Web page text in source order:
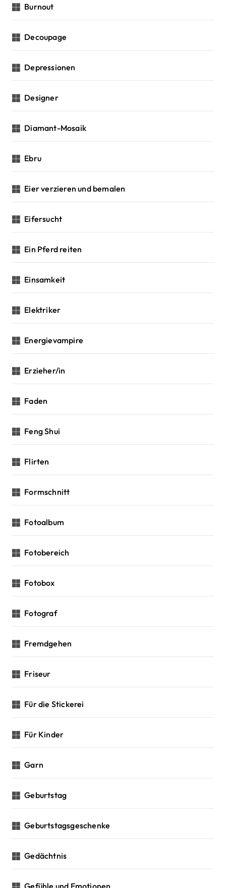
Burnout
Decoupage
Depressionen
Designer
Diamant-Mosaik
Ebru
Eier verzieren und bemalen
Eifersucht
Ein Pferd reiten
Einsamkeit
Elektriker
Energievampire
Erzieher/in
Faden
Feng Shui
Flirten
Formschnitt
Fotoalbum
Fotobereich
Fotobox
Fotograf
Fremdgehen
Friseur
Für die Stickerei
Für Kinder
Garn
Geburtstag
Geburtstagsgeschenke
Gedächtnis